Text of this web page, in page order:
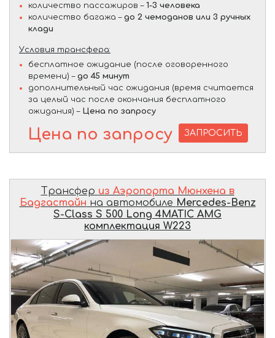
количество пассажиров – 1-3 человека
количество багажа – до 2 чемоданов или 3 ручных
клади
Условия трансфера:
бесплатное ожидание (после оговоренного
времени) – до 45 минут
дополнительный час ожидания (время считается
за целый час после окончания бесплатного
ожидания) – Цена по запросу
Цена по запросу ЗАПРОСИТЬ
Трансфер из Аэропорта Мюнхена в
Бадгастайн на автомобиле Mercedes-Benz
S-Class S 500 Long 4MATIC AMG
комплектация W223